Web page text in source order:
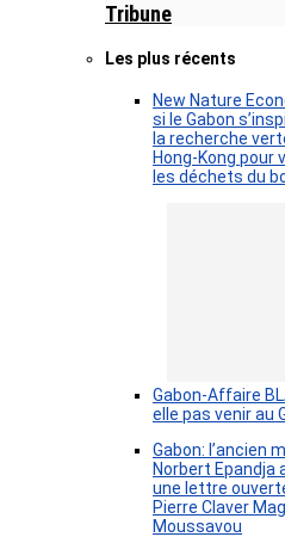
Tribune
Les plus récents
New Nature
si le Gabon
la recherche
Hong-Kong pour
les déchets du
Gabon-Affaire
elle pas venir au
Gabon: l’ancien
Norbert Epandja
une lettre
Pierre Claver
Moussavou